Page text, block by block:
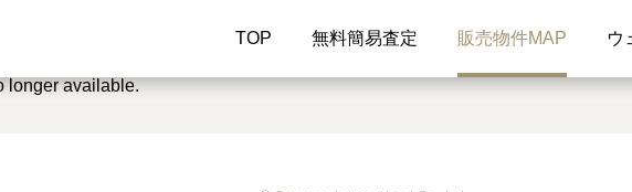
TOP 無料簡易査定 販売物件MAP ウ
longer available.